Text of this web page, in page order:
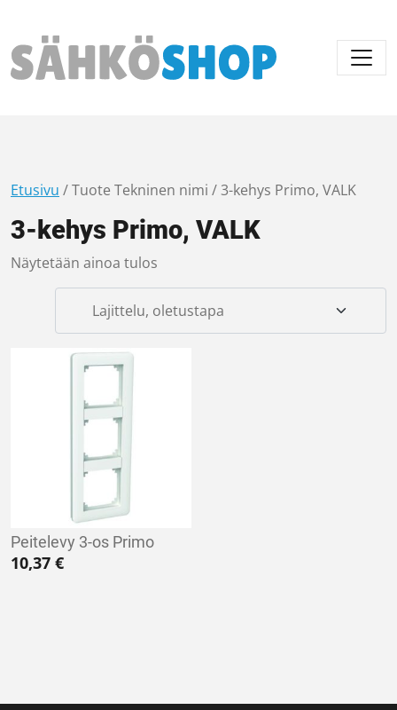
Päävalikko
Etusivu / Tuote Tekninen nimi / 3-kehys Primo, VALK
3-kehys Primo, VALK
Näytetään ainoa tulos
Peitelevy 3-os Primo
10,37 €